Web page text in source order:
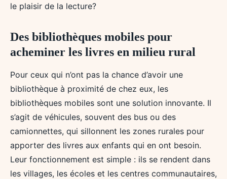
le plaisir de la lecture?
Des bibliothèques mobiles pour
acheminer les livres en milieu rural
Pour ceux qui n’ont pas la chance d’avoir une
bibliothèque à proximité de chez eux, les
bibliothèques mobiles sont une solution innovante. Il
s’agit de véhicules, souvent des bus ou des
camionnettes, qui sillonnent les zones rurales pour
apporter des livres aux enfants qui en ont besoin.
Leur fonctionnement est simple : ils se rendent dans
les villages, les écoles et les centres communautaires,